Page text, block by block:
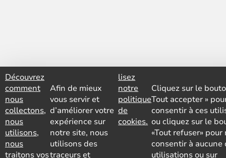
Découvrez
comment
nous
collectons,
nous
utilisons,
nous
traitons vos
Afin de mieux
vous servir et
d’améliorer votre
expérience sur
notre site, nous
utilisons des
traceurs et
lisez
notre
politique
de
cookies.
Cliquez sur le
Tout accepter »
consentir à ces
ou cliquez sur le
«Tout refuser» pour
consentir à aucune
utilisations ou sur